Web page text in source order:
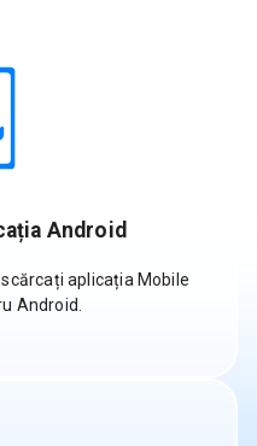
Android
aplicația Mobile
Android.